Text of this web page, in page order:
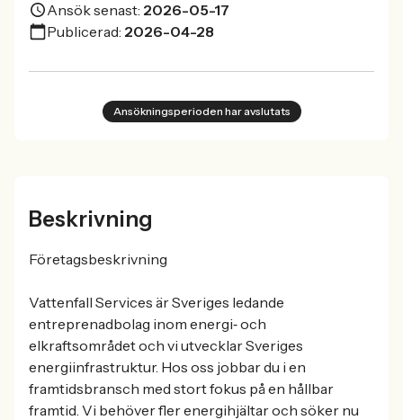
Ansök senast: 2026-05-17
Publicerad: 2026-04-28
Ansökningsperioden har avslutats
Beskrivning
Företagsbeskrivning
Vattenfall Services är Sveriges ledande
entreprenadbolag inom energi‑ och
elkraftsområdet och vi utvecklar Sveriges
energiinfrastruktur. Hos oss jobbar du i en
framtidsbransch med stort fokus på en hållbar
framtid. Vi behöver fler energihjältar och söker nu